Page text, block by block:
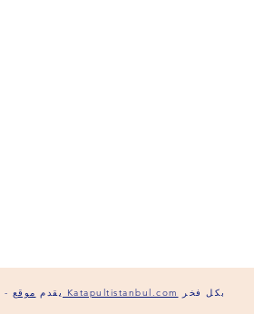
©2024 Erkan Demiroğlu - يقدم موقع Katapultistanbul.com بكل فخر